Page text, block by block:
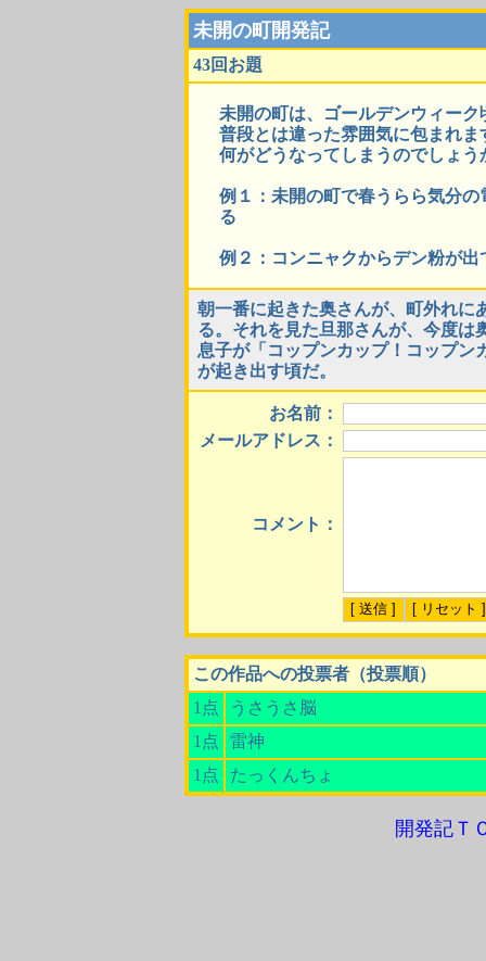
未開の町開発記
43回お題
未開の町は、ゴールデンウィーク
普段とは違った雰囲気に包まれま
何がどうなってしまうのでしょう
例１：未開の町で春うらら気分
る
例２：コンニャクからデン粉が
朝一番に起きた奥さんが、町外れに
る。それを見た旦那さんが、今度は
息子が「コップンカップ！コップン
が起き出す頃だ。
お名前：
メールアドレス：
コメント：
この作品への投票者（投票順）
1点
うさうさ脳
1点
雷神
1点
たっくんちょ
開発記Ｔ